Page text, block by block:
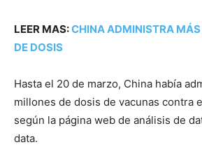
LEER MAS:CHINA ADMINISTRA
DE DOSIS
Hasta el 20 de marzo, China había
millones de dosis de vacunas contra
según la página web de análisis de
data.